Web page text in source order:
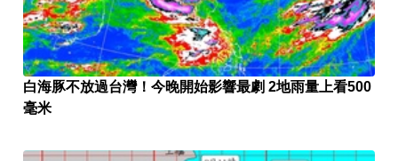
白海豚不放過台灣！今晚開始影響最劇 2地雨量上看500
毫米